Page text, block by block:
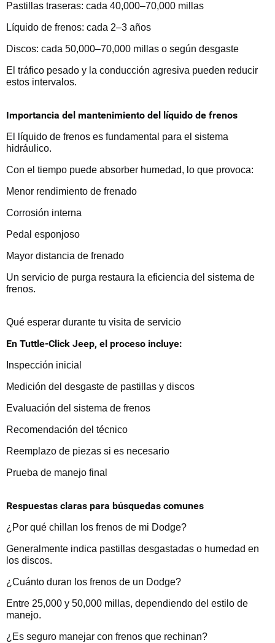
Pastillas traseras: cada 40,000–70,000 millas
Líquido de frenos: cada 2–3 años
Discos: cada 50,000–70,000 millas o según desgaste
El tráfico pesado y la conducción agresiva pueden reducir
estos intervalos.
Importancia del mantenimiento del líquido de frenos
El líquido de frenos es fundamental para el sistema
hidráulico.
Con el tiempo puede absorber humedad, lo que provoca:
Menor rendimiento de frenado
Corrosión interna
Pedal esponjoso
Mayor distancia de frenado
Un servicio de purga restaura la eficiencia del sistema de
frenos.
Qué esperar durante tu visita de servicio
En Tuttle-Click Jeep, el proceso incluye:
Inspección inicial
Medición del desgaste de pastillas y discos
Evaluación del sistema de frenos
Recomendación del técnico
Reemplazo de piezas si es necesario
Prueba de manejo final
Respuestas claras para búsquedas comunes
¿Por qué chillan los frenos de mi Dodge?
Generalmente indica pastillas desgastadas o humedad en
los discos.
¿Cuánto duran los frenos de un Dodge?
Entre 25,000 y 50,000 millas, dependiendo del estilo de
manejo.
¿Es seguro manejar con frenos que rechinan?